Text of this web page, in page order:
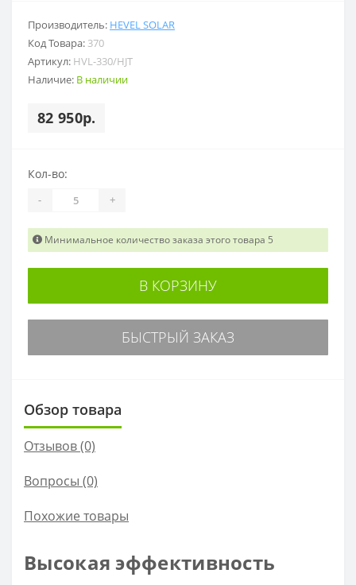
Производитель: HEVEL SOLAR
Код Товара: 370
Артикул: HVL-330/HJT
Наличие: В наличии
82 950р.
Кол-во:
- +
Минимальное количество заказа этого товара 5
В КОРЗИНУ
БЫСТРЫЙ ЗАКАЗ
Обзор товара
Отзывов (0)
Вопросы (0)
Похожие товары
Высокая эффективность